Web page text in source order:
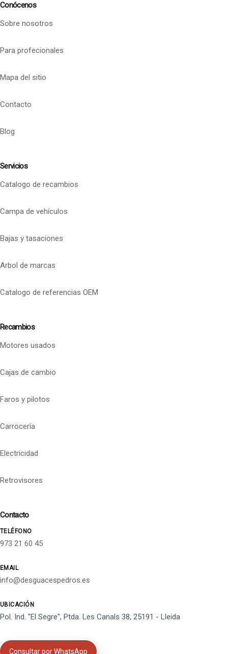
Conócenos
Sobre nosotros
Para profecionales
Mapa del sitio
Contacto
Blog
Servicios
Catalogo de recambios
Campa de vehículos
Bajas y tasaciones
Arbol de marcas
Catalogo de referencias OEM
Recambios
Motores usados
Cajas de cambio
Faros y pilotos
Carrocería
Electricidad
Retrovisores
Contacto
TELÉFONO
973 21 60 45
EMAIL
info@desguacespedros.es
UBICACIÓN
Pol. Ind. "El Segre", Ptda. Les Canals 38, 25191 - Lleida
Consultar por WhatsApp